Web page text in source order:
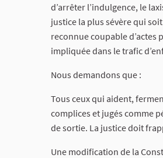
d’arrêter l’indulgence, le
justice la plus sévère qui
reconnue coupable
impliquée dans le trafic
Nous demandons que :
Tous ceux qui aident,
complices et jugés comme
de sortie. La justice doit
Une modification de la